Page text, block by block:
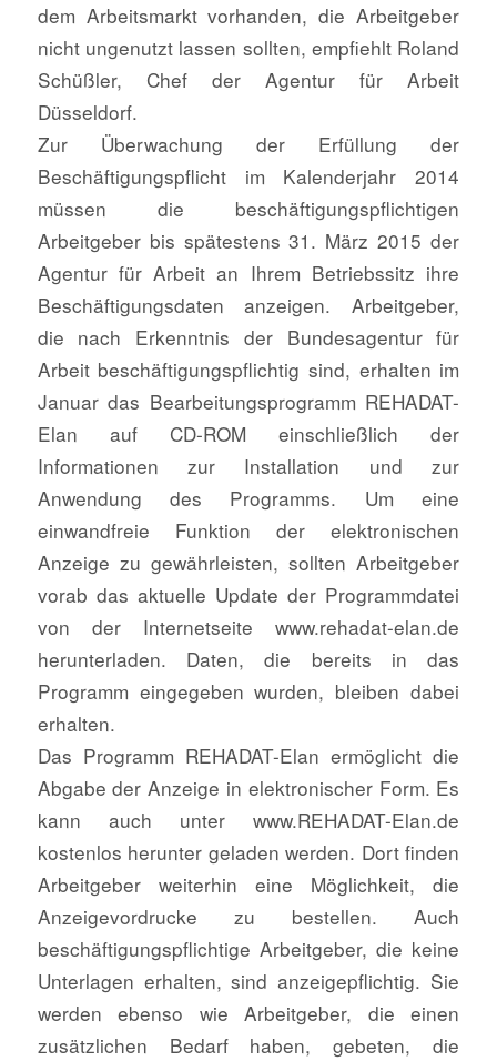
dem Arbeitsmarkt vorhanden, die Arbeitgeber
nicht ungenutzt lassen sollten, empfiehlt Roland
Schüßler, Chef der Agentur für Arbeit
Düsseldorf.
Zur Überwachung der Erfüllung der
Beschäftigungspflicht im Kalenderjahr 2014
müssen die beschäftigungspflichtigen
Arbeitgeber bis spätestens 31. März 2015 der
Agentur für Arbeit an Ihrem Betriebssitz ihre
Beschäftigungsdaten anzeigen. Arbeitgeber,
die nach Erkenntnis der Bundesagentur für
Arbeit beschäftigungspflichtig sind, erhalten im
Januar das Bearbeitungsprogramm REHADAT-
Elan auf CD-ROM einschließlich der
Informationen zur Installation und zur
Anwendung des Programms. Um eine
einwandfreie Funktion der elektronischen
Anzeige zu gewährleisten, sollten Arbeitgeber
vorab das aktuelle Update der Programmdatei
von der Internetseite www.rehadat-elan.de
herunterladen. Daten, die bereits in das
Programm eingegeben wurden, bleiben dabei
erhalten.
Das Programm REHADAT-Elan ermöglicht die
Abgabe der Anzeige in elektronischer Form. Es
kann auch unter www.REHADAT-Elan.de
kostenlos herunter geladen werden. Dort finden
Arbeitgeber weiterhin eine Möglichkeit, die
Anzeigevordrucke zu bestellen. Auch
beschäftigungspflichtige Arbeitgeber, die keine
Unterlagen erhalten, sind anzeigepflichtig. Sie
werden ebenso wie Arbeitgeber, die einen
zusätzlichen Bedarf haben, gebeten, die